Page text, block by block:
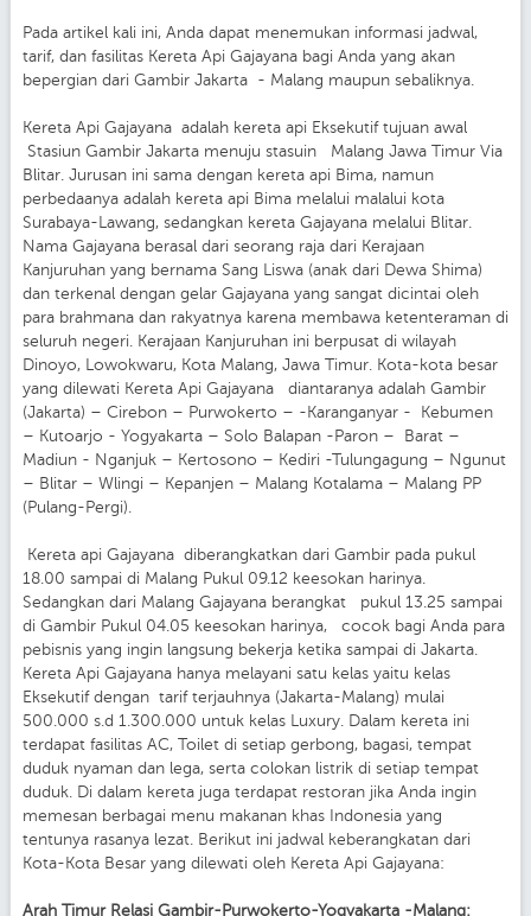
Pada artikel kali ini, Anda dapat menemukan informasi jadwal,
tarif, dan fasilitas Kereta Api Gajayana bagi Anda yang akan
bepergian dari Gambir Jakarta - Malang maupun sebaliknya.
Kereta Api Gajayana adalah kereta api Eksekutif tujuan awal
Stasiun Gambir Jakarta menuju stasuin Malang Jawa Timur Via
Blitar. Jurusan ini sama dengan kereta api Bima, namun
perbedaanya adalah kereta api Bima melalui malalui kota
Surabaya-Lawang, sedangkan kereta Gajayana melalui Blitar.
Nama Gajayana berasal dari seorang raja dari Kerajaan
Kanjuruhan yang bernama Sang Liswa (anak dari Dewa Shima)
dan terkenal dengan gelar Gajayana yang sangat dicintai oleh
para brahmana dan rakyatnya karena membawa ketenteraman di
seluruh negeri. Kerajaan Kanjuruhan ini berpusat di wilayah
Dinoyo, Lowokwaru, Kota Malang, Jawa Timur. Kota-kota besar
yang dilewati Kereta Api Gajayana diantaranya adalah Gambir
(Jakarta) – Cirebon – Purwokerto – -Karanganyar - Kebumen
– Kutoarjo - Yogyakarta – Solo Balapan -Paron – Barat –
Madiun - Nganjuk – Kertosono – Kediri -Tulungagung – Ngunut
– Blitar – Wlingi – Kepanjen – Malang Kotalama – Malang PP
(Pulang-Pergi).
Kereta api Gajayana diberangkatkan dari Gambir pada pukul
18.00 sampai di Malang Pukul 09.12 keesokan harinya.
Sedangkan dari Malang Gajayana berangkat pukul 13.25 sampai
di Gambir Pukul 04.05 keesokan harinya, cocok bagi Anda para
pebisnis yang ingin langsung bekerja ketika sampai di Jakarta.
Kereta Api Gajayana hanya melayani satu kelas yaitu kelas
Eksekutif dengan tarif terjauhnya (Jakarta-Malang) mulai
500.000 s.d 1.300.000 untuk kelas Luxury. Dalam kereta ini
terdapat fasilitas AC, Toilet di setiap gerbong, bagasi, tempat
duduk nyaman dan lega, serta colokan listrik di setiap tempat
duduk. Di dalam kereta juga terdapat restoran jika Anda ingin
memesan berbagai menu makanan khas Indonesia yang
tentunya rasanya lezat. Berikut ini jadwal keberangkatan dari
Kota-Kota Besar yang dilewati oleh Kereta Api Gajayana:
Arah Timur Relasi Gambir-Purwokerto-Yogyakarta -Malang: